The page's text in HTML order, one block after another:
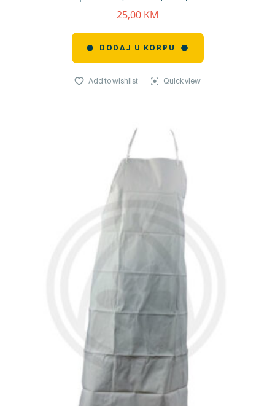
25,00 KM
DODAJ U KORPU
Add to wishlist Quick view